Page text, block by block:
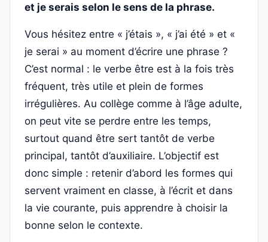
et je serais selon le sens de la phrase.
Vous hésitez entre « j’étais », « j’ai été » et «
je serai » au moment d’écrire une phrase ?
C’est normal : le verbe être est à la fois très
fréquent, très utile et plein de formes
irrégulières. Au collège comme à l’âge adulte,
on peut vite se perdre entre les temps,
surtout quand être sert tantôt de verbe
principal, tantôt d’auxiliaire. L’objectif est
donc simple : retenir d’abord les formes qui
servent vraiment en classe, à l’écrit et dans
la vie courante, puis apprendre à choisir la
bonne selon le contexte.